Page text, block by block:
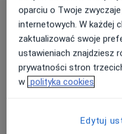
Adresy (4)
Adres 1 Adres 2
oparciu o Twoje
internetowych. W każdej
zaktualizować swoje
ustawieniach znajdziesz
prywatności stron
w polityka cookies
Edytuj